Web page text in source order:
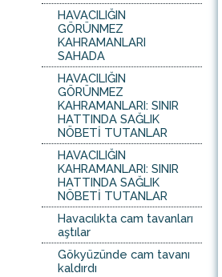
HAVACILIĞIN
GÖRÜNMEZ
KAHRAMANLARI
SAHADA
HAVACILIĞIN
GÖRÜNMEZ
KAHRAMANLARI: SINIR
HATTINDA SAĞLIK
NÖBETİ TUTANLAR
HAVACILIĞIN
KAHRAMANLARI: SINIR
HATTINDA SAĞLIK
NÖBETİ TUTANLAR
Havacılıkta cam tavanları
aştılar
Gökyüzünde cam tavanı
kaldırdı